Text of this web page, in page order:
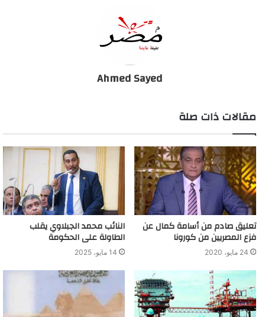
الحكومة تعلن موعد عودة حركة الطيران..(فيديو)
Ahmed Sayed
مقالات ذات صلة
تعليق صادم من أسامة كمال عن
فزع المصريين من كورونا
24 مايو، 2020
النائب محمد الجبلاوي يقلب
الطاولة على الحكومة
14 مايو، 2025